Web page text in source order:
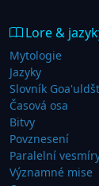
Lore &
Mytologie
Jazyky
Slovník
Časová osa
Bitvy
Povznesení
Paralelní
Významné mise